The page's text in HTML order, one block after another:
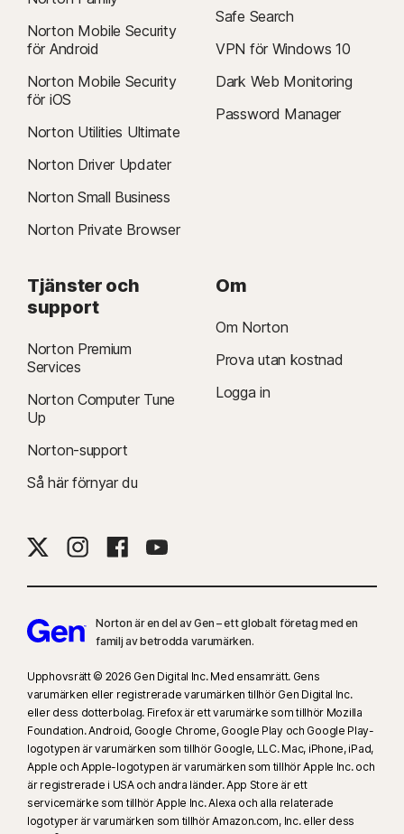
Norton Mobile Security
för Android
Norton Mobile Security
för iOS
Norton Utilities Ultimate
Norton Driver Updater
Norton Small Business
Norton Private Browser
Safe Search
VPN för Windows 10
Dark Web Monitoring
Password Manager
Tjänster och
support
Norton Premium
Services
Norton Computer Tune
Up
Norton-support
Så här förnyar du
Om
Om Norton
Prova utan kostnad
Logga in
Norton är en del av Gen – ett globalt företag med en
familj av betrodda varumärken.
Upphovsrätt © 2026 Gen Digital Inc. Med ensamrätt. Gens
varumärken eller registrerade varumärken tillhör Gen Digital Inc.
eller dess dotterbolag. Firefox är ett varumärke som tillhör Mozilla
Foundation. Android, Google Chrome, Google Play och Google Play-
logotypen är varumärken som tillhör Google, LLC. Mac, iPhone, iPad,
Apple och Apple-logotypen är varumärken som tillhör Apple Inc. och
är registrerade i USA och andra länder. App Store är ett
servicemärke som tillhör Apple Inc. Alexa och alla relaterade
logotyper är varumärken som tillhör Amazon.com, Inc. eller dess